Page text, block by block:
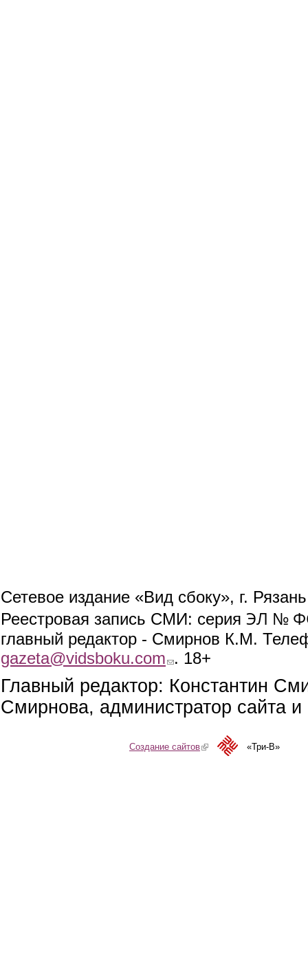
Сетевое издание «Вид сбоку», г.
Реестровая запись СМИ: серия ЭЛ №
главный редактор - Смирнов К.М.
gazeta@vidsboku.com (link sends e-mail)
. 18+
Главный редактор: Константин
Смирнова, администратор сайта
Создание сайтов(link is external)«Три-В»